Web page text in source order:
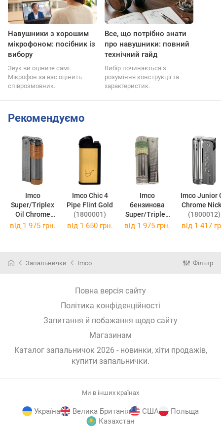
Навушники з хорошим
мікрофоном: посібник із
вибору
Звук ви оціните самі.
Мікрофон за вас оцінить
співрозмовник.
Все, що потрібно знати
про навушники: повний
технічний гайд
Вибір починається з
розуміння конструкції та
характеристик.
Рекомендуємо
Imco
Super/Triplex
Oil Chrome
Rose Gold
Imco Chic 4
Pipe Flint Gold
(1800001)
Imco
бензинова
Super/Triplex
Oil chrome
Imco Junior Oil
Chrome
(1800012)
від 1 975 грн. від 1 650 грн. від 1 975 грн. від 1 417
Запальнички Imco Фільтр
Повна версія сайту
Політика конфіденційності
Запитання й побажання щодо сайту
Магазинам
Каталог запальничок 2026 - новинки, хіти продажів,
купити запальнички.
Ми в інших країнах
Україна Велика Британія США
Польща
Казахстан